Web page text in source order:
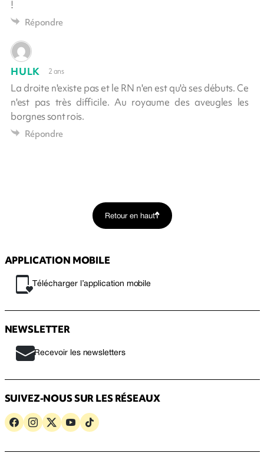
!
Répondre
HULK 2 ans
La droite n'existe pas et le RN n'en est qu'à ses débuts. Ce
n'est pas très difficile. Au royaume des aveugles les
borgnes sont rois.
Répondre
Retour en haut
APPLICATION MOBILE
Télécharger l’application mobile
NEWSLETTER
Recevoir les newsletters
SUIVEZ-NOUS SUR LES RÉSEAUX